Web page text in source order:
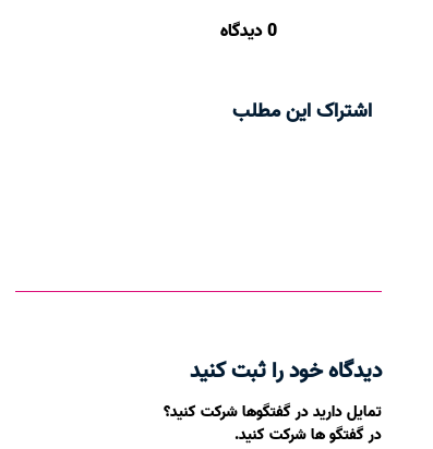
0 دیدگاه
اشتراک این مطلب
دیدگاه خود را ثبت کنید
تمایل دارید در گفتگوها شرکت کنید؟
در گفتگو ها شرکت کنید.